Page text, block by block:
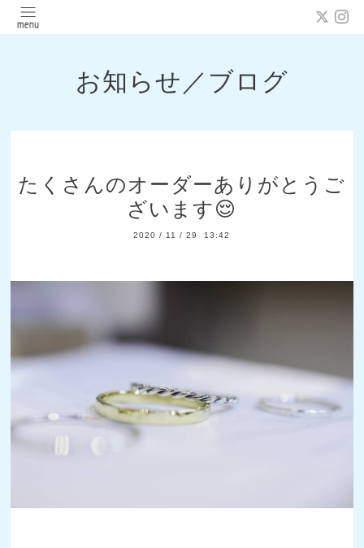
お知らせ／ブログ
たくさんのオーダーありがとうご
ざいます😌
2020 / 11 /29 13:42